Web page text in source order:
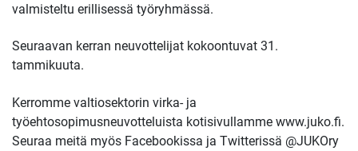
valmisteltu erillisessä työryhmässä.
Seuraavan kerran neuvottelijat kokoontuvat 31.
tammikuuta.
Kerromme valtiosektorin virka- ja
työehtosopimusneuvotteluista kotisivullamme www.juko.fi.
Seuraa meitä myös Facebookissa ja Twitterissä @JUKOry